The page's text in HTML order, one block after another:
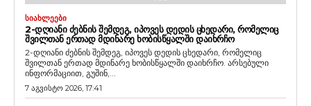
ᲡᲘᲐᲮᲚᲔᲔᲑᲘ
2-ᲓᲦᲘᲐᲜᲘ ᲫᲔᲑᲜᲘᲡ ᲨᲔᲛᲓᲔᲒ, ᲘᲞᲝᲕᲔᲡ ᲓᲔᲓᲘᲡ ᲪᲮᲔᲓᲐᲠᲘ, ᲠᲝᲛᲔᲚᲘᲪ
ᲨᲕᲘᲚᲗᲐᲜ ᲔᲠᲗᲐᲓ ᲛᲓᲘᲜᲐᲠᲔ ᲮᲝᲑᲘᲡᲬᲧᲐᲚᲨᲘ ᲓᲐᲘᲮᲠᲩᲝ
2-დღიანი ძებნის შემდეგ, იპოვეს დედის ცხედარი, რომელიც
შვილთან ერთად მდინარე ხობისწყალში დაიხრჩო. არსებული
ინფორმაციით, გუშინ,...
7 აგვისტო 2026, 17:41